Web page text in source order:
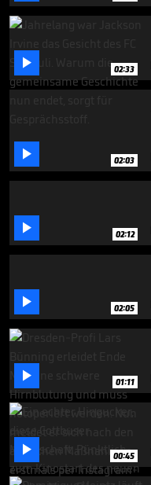
minutes,
3
seconds
 02:33
 02:03
 02:12
 02:05
 01:11
 00:45